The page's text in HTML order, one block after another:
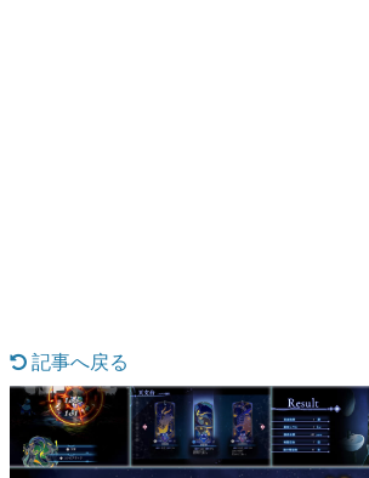
なんでゲームは面白い？
ゲーム開発者・hamatsu氏がゲー
具体的な形から解き明かしていく
です。
記事へ戻る